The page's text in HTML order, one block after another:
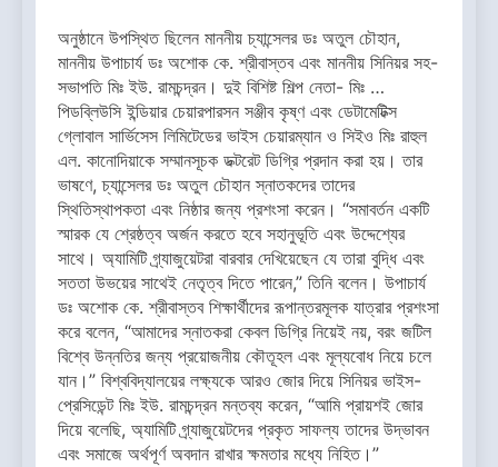
অনুষ্ঠানে উপস্থিত ছিলেন মাননীয় চ্যান্সেলর ডঃ অতুল চৌহান,
মাননীয় উপাচার্য ডঃ অশোক কে. শ্রীবাস্তব এবং মাননীয় সিনিয়র সহ-
সভাপতি মিঃ ইউ. রামচন্দ্রন। দুই বিশিষ্ট শিল্প নেতা- মিঃ …
পিডব্লিউসি ইন্ডিয়ার চেয়ারপারসন সঞ্জীব কৃষ্ণ এবং ডেটামেটিক্স
গ্লোবাল সার্ভিসেস লিমিটেডের ভাইস চেয়ারম্যান ও সিইও মিঃ রাহুল
এল. কানোদিয়াকে সম্মানসূচক ডক্টরেট ডিগ্রি প্রদান করা হয়। তার
ভাষণে, চ্যান্সেলর ডঃ অতুল চৌহান স্নাতকদের তাদের
স্থিতিস্থাপকতা এবং নিষ্ঠার জন্য প্রশংসা করেন। “সমাবর্তন একটি
স্মারক যে শ্রেষ্ঠত্ব অর্জন করতে হবে সহানুভূতি এবং উদ্দেশ্যের
সাথে। অ্যামিটি গ্র্যাজুয়েটরা বারবার দেখিয়েছেন যে তারা বুদ্ধি এবং
সততা উভয়ের সাথেই নেতৃত্ব দিতে পারেন,” তিনি বলেন। উপাচার্য
ডঃ অশোক কে. শ্রীবাস্তব শিক্ষার্থীদের রূপান্তরমূলক যাত্রার প্রশংসা
করে বলেন, “আমাদের স্নাতকরা কেবল ডিগ্রি নিয়েই নয়, বরং জটিল
বিশ্বে উন্নতির জন্য প্রয়োজনীয় কৌতূহল এবং মূল্যবোধ নিয়ে চলে
যান।” বিশ্ববিদ্যালয়ের লক্ষ্যকে আরও জোর দিয়ে সিনিয়র ভাইস-
প্রেসিডেন্ট মিঃ ইউ. রামচন্দ্রন মন্তব্য করেন, “আমি প্রায়শই জোর
দিয়ে বলেছি, অ্যামিটি গ্র্যাজুয়েটদের প্রকৃত সাফল্য তাদের উদ্ভাবন
এবং সমাজে অর্থপূর্ণ অবদান রাখার ক্ষমতার মধ্যে নিহিত।”